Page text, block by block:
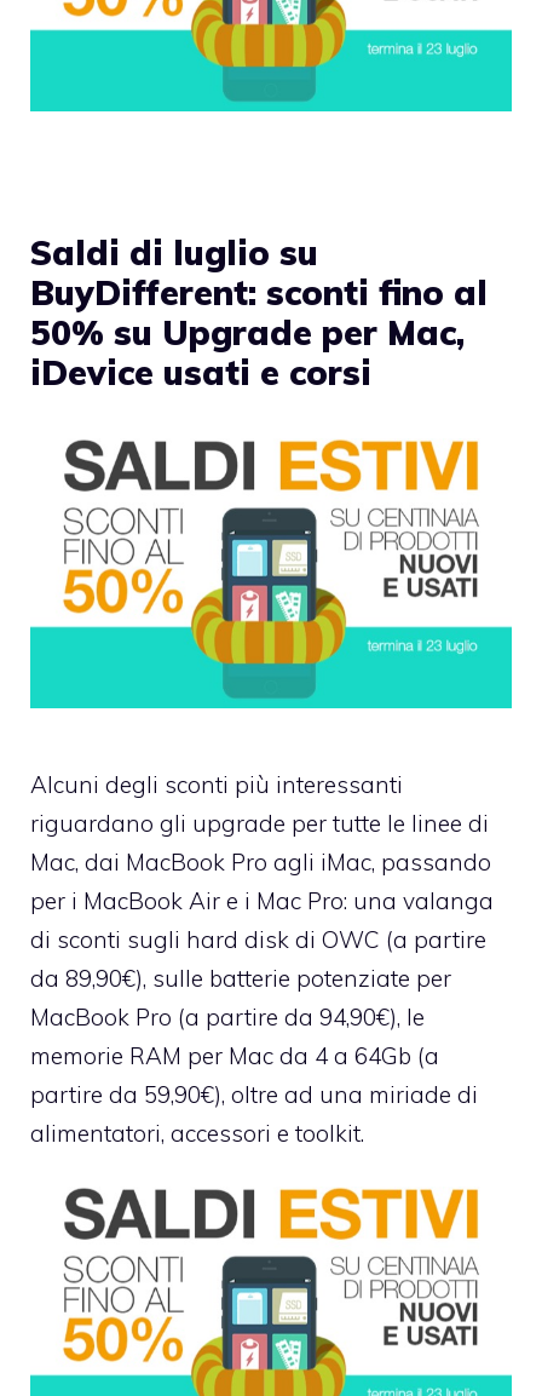
Saldi di luglio su
BuyDifferent: sconti fino al
50% su Upgrade per Mac,
iDevice usati e corsi
Alcuni degli sconti più interessanti
riguardano gli upgrade per tutte le linee di
Mac, dai MacBook Pro agli iMac, passando
per i MacBook Air e i Mac Pro: una valanga
di sconti sugli hard disk di OWC (a partire
da 89,90€), sulle batterie potenziate per
MacBook Pro (a partire da 94,90€), le
memorie RAM per Mac da 4 a 64Gb (a
partire da 59,90€), oltre ad una miriade di
alimentatori, accessori e toolkit.